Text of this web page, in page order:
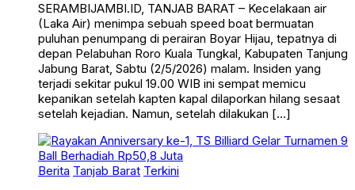
SERAMBIJAMBI.ID, TANJAB BARAT – Kecelakaan air
(Laka Air) menimpa sebuah speed boat bermuatan
puluhan penumpang di perairan Boyar Hijau, tepatnya di
depan Pelabuhan Roro Kuala Tungkal, Kabupaten Tanjung
Jabung Barat, Sabtu (2/5/2026) malam. Insiden yang
terjadi sekitar pukul 19.00 WIB ini sempat memicu
kepanikan setelah kapten kapal dilaporkan hilang sesaat
setelah kejadian. Namun, setelah dilakukan […]
Berita Tanjab Barat Terkini